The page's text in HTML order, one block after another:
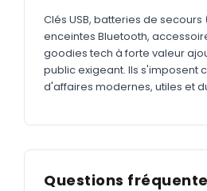
Clés USB, batteries de
enceintes Bluetooth,
goodies tech à forte valeur
public exigeant. Ils s'imposent
d'affaires modernes, utiles et
Questions